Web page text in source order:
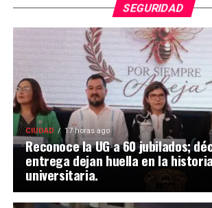
SEGURIDAD
CIUDAD 17 horas ago
Reconoce la UG a 60 jubilados;
entrega dejan huella en la historia
universitaria.